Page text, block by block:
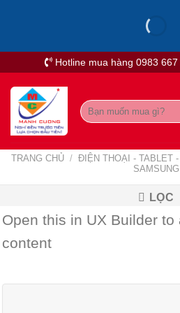
Hotline mua hàng 0983
Tìm
kiếm:
TRANG CHỦ / ĐIỆN THOẠI - TABLET
SAMSUNG
LỌC
Open this in UX Builder to
content